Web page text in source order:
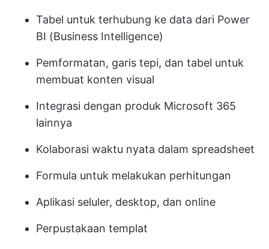
Tabel untuk terhubung ke data dari Power
BI (Business Intelligence)
Pemformatan, garis tepi, dan tabel untuk
membuat konten visual
Integrasi dengan produk Microsoft 365
lainnya
Kolaborasi waktu nyata dalam spreadsheet
Formula untuk melakukan perhitungan
Aplikasi seluler, desktop, dan online
Perpustakaan templat